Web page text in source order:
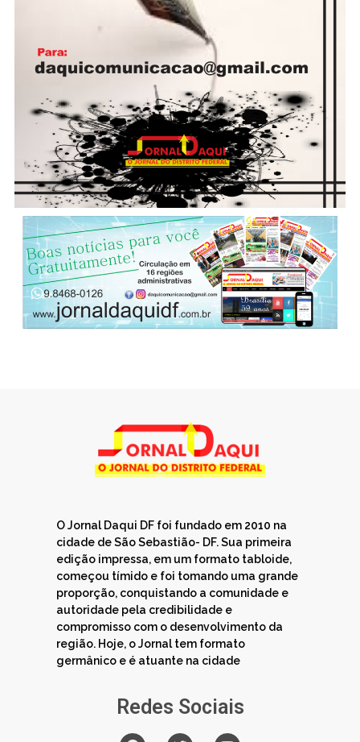
O Jornal Daqui DF foi fundado em 2010 na
cidade de São Sebastião- DF. Sua primeira
edição impressa, em um formato tabloide,
começou tímido e foi tomando uma grande
proporção, conquistando a comunidade e
autoridade pela credibilidade e
compromisso com o desenvolvimento da
região. Hoje, o Jornal tem formato
germânico e é atuante na cidade
Redes Sociais